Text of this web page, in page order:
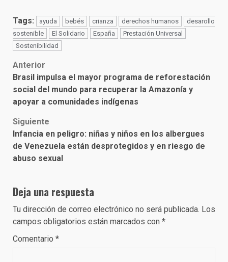
Tags: ayuda bebés crianza derechos humanos
desarollo
sostenible
El Solidario España
Prestación Universal
Sostenibilidad
Post
navigation
Anterior
Brasil impulsa el mayor programa de reforestación
social del mundo para recuperar la Amazonía y
apoyar a comunidades indígenas
Siguiente
Infancia en peligro: niñas y niños en los albergues
de Venezuela están desprotegidos y en riesgo de
abuso sexual
Deja una respuesta
Tu dirección de correo electrónico no será publicada. Los
campos obligatorios están marcados con *
Comentario *